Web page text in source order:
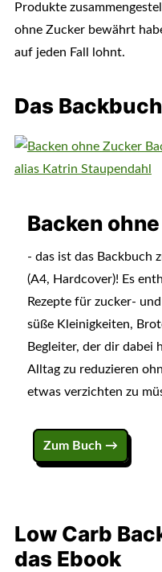
Produkte
ohne Zucker bewährt
auf jeden Fall lohnt.
Das
Backen
- das ist das Backbuch
(A4, Hardcover)! Es
Rezepte für zucker-
süße Kleinigkeiten,
Begleiter, der dir dabei
Alltag zu reduzieren
etwas verzichten zu
Zum Buch →
Low Carb
das Ebook